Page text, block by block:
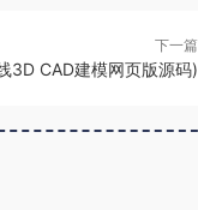
下一篇
3D CAD建模网页版源码)